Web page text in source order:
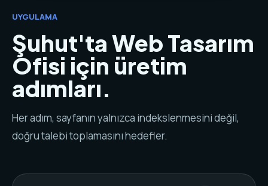
UYGULAMA
Şuhut'ta Web Tasarım
Ofisi için üretim
adımları.
Her adım, sayfanın yalnızca indekslenmesini değil,
doğru talebi toplamasını hedefler.